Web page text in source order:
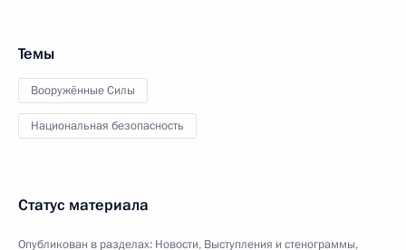
Темы
Вооружённые Силы
Национальная безопасность
Статус материала
Опубликован в разделах: Новости, Выступления и стенограммы,